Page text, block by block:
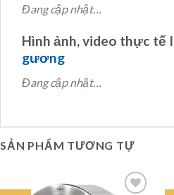
Đang cập nhật…
Hình ảnh, video thực tế
gương
Đang cập nhật…
SẢN PHẨM TƯƠNG TỰ